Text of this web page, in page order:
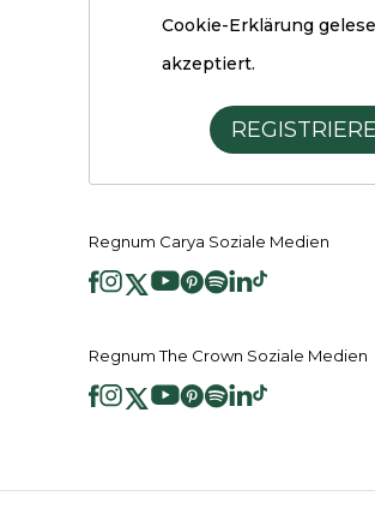
Cookie-Erklärung
akzeptiert.
Regnum Carya Soziale Medien
Regnum The Crown Soziale Medien